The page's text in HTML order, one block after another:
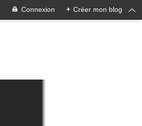
Connexion + Créer mon blog